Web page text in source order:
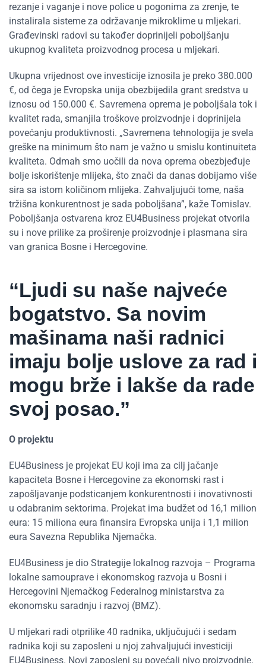
rezanje i vaganje i nove police u pogonima za zrenje, te
instalirala sisteme za održavanje mikroklime u mljekari.
Građevinski radovi su također doprinijeli poboljšanju
ukupnog kvaliteta proizvodnog procesa u mljekari.
Ukupna vrijednost ove investicije iznosila je preko 380.000
€, od čega je Evropska unija obezbijedila grant sredstva u
iznosu od 150.000 €. Savremena oprema je poboljšala tok i
kvalitet rada, smanjila troškove proizvodnje i doprinijela
povećanju produktivnosti. „Savremena tehnologija je svela
greške na minimum što nam je važno u smislu kontinuiteta
kvaliteta. Odmah smo uočili da nova oprema obezbjeđuje
bolje iskorištenje mlijeka, što znači da danas dobijamo više
sira sa istom količinom mlijeka. Zahvaljujući tome, naša
tržišna konkurentnost je sada poboljšana”, kaže Tomislav.
Poboljšanja ostvarena kroz EU4Business projekat otvorila
su i nove prilike za proširenje proizvodnje i plasmana sira
van granica Bosne i Hercegovine.
“Ljudi su naše najveće
bogatstvo. Sa novim
mašinama naši radnici
imaju bolje uslove za rad i
mogu brže i lakše da rade
svoj posao.”
O projektu
EU4Business je projekat EU koji ima za cilj jačanje
kapaciteta Bosne i Hercegovine za ekonomski rast i
zapošljavanje podsticanjem konkurentnosti i inovativnosti
u odabranim sektorima. Projekat ima budžet od 16,1 milion
eura: 15 miliona eura finansira Evropska unija i 1,1 milion
eura Savezna Republika Njemačka.
EU4Business je dio Strategije lokalnog razvoja – Programa
lokalne samouprave i ekonomskog razvoja u Bosni i
Hercegovini Njemačkog Federalnog ministarstva za
ekonomsku saradnju i razvoj (BMZ).
U mljekari radi otprilike 40 radnika, uključujući i sedam
radnika koji su zaposleni u njoj zahvaljujući investiciji
EU4Business. Novi zaposleni su povećali nivo proizvodnje,